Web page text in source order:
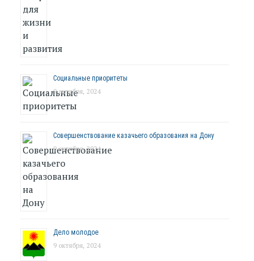
Социальные приоритеты
9 октября, 2024
Совершенствование казачьего образования на Дону
9 октября, 2024
Дело молодое
9 октября, 2024